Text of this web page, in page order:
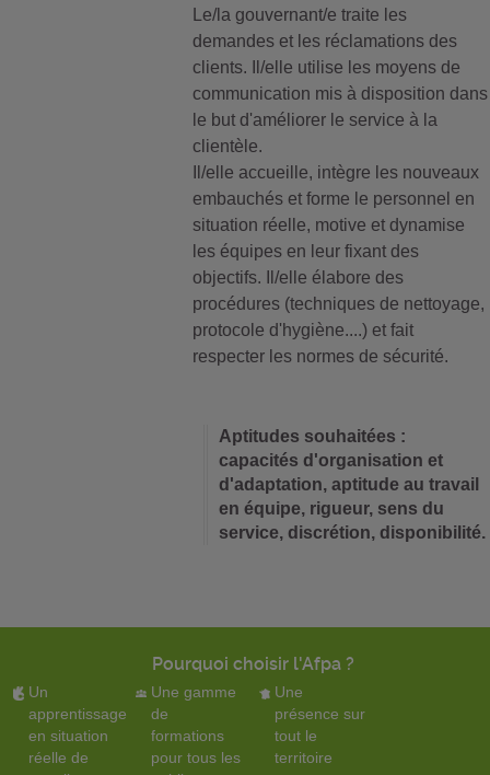
Le/la gouvernant/e traite les
demandes et les réclamations des
clients. Il/elle utilise les moyens de
communication mis à disposition dans
le but d'améliorer le service à la
clientèle.
Il/elle accueille, intègre les nouveaux
embauchés et forme le personnel en
situation réelle, motive et dynamise
les équipes en leur fixant des
objectifs. Il/elle élabore des
procédures (techniques de nettoyage,
protocole d'hygiène....) et fait
respecter les normes de sécurité.
Aptitudes souhaitées :
capacités d'organisation et
d'adaptation, aptitude au travail
en équipe, rigueur, sens du
service, discrétion, disponibilité.
Pourquoi choisir l'Afpa ?
Un
apprentissage
en situation
réelle de
Une gamme
de
formations
pour tous les
Une
présence sur
tout le
territoire